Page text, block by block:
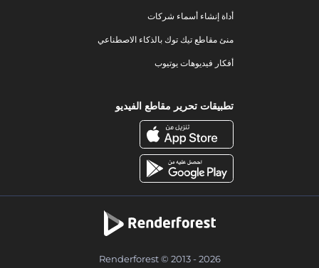
أداة إنشاء أسماء شركات
منئ مقاطع تيك توك بالذكاء الاصطناعي
أفكار فيديوهات يوتيوب
تطبيقات تحرير مقاطع الفيديو
Renderforest © 2013 - 2026